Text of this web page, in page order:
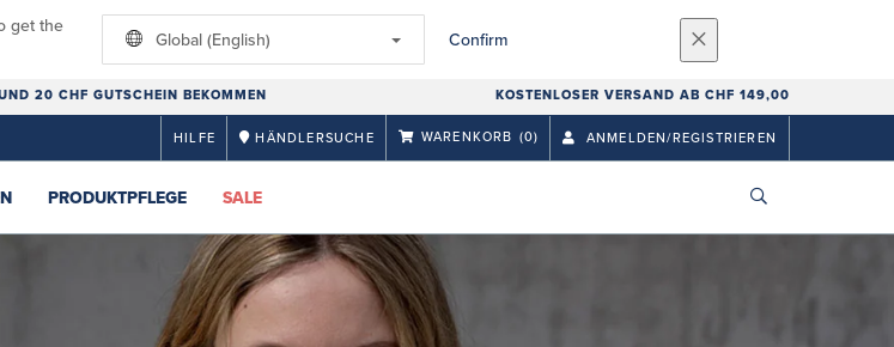
get the
Global (English) Confirm
20 CHF GUTSCHEIN BEKOMMEN KOSTENLOSER VERSAND AB CHF 149,00
HILFE HÄNDLERSUCHE WARENKORB (0) ANMELDEN/REGISTRIEREN
PRODUKTPFLEGE SALE